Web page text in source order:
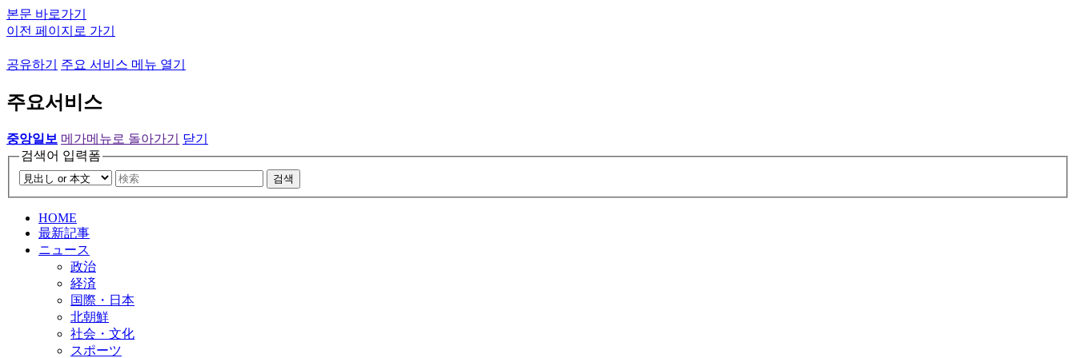
본문 바로가기
이전 페이지로 가기
공유하기 주요 서비스 메뉴 열기
주요서비스
중앙일보 메가메뉴로 돌아가기
닫기
검색어 입력폼
검색
HOME
最新記事
ニュース
政治
経済
国際・日本
北朝鮮
社会・文化
スポーツ